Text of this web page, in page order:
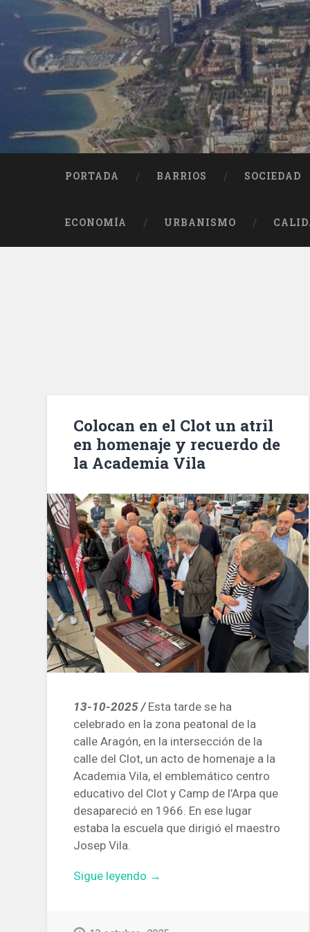
contenido
Buscar
PORTADA BARRIOS SOCIEDAD
ECONOMÍA URBANISMO
Colocan en el Clot un atril
en homenaje y recuerdo de
la Academia Vila
13-10-2025 /Esta tarde se ha
celebrado en la zona peatonal de la
calle Aragón, en la intersección de la
calle del Clot, un acto de homenaje a la
Academia Vila, el emblemático centro
educativo del Clot y Camp de l’Arpa que
desapareció en 1966. En ese lugar
estaba la escuela que dirigió el maestro
Josep Vila.
Sigue leyendo «Colocan
Clot
→